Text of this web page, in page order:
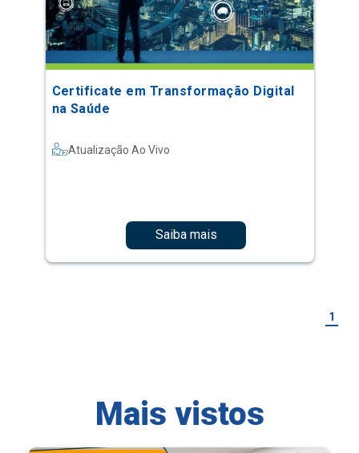
Certificate em Transformação Digital
na Saúde
Atualização Ao Vivo
Saiba mais
1
Mais vistos